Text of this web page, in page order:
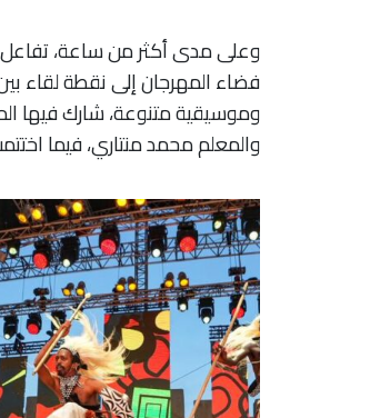
وعلى مدى أكثر من ساعة،
فضاء المهرجان إلى نقطة لقاء
وموسيقية متنوعة، شارك فيها
والمعلم محمد منتاري، فيما